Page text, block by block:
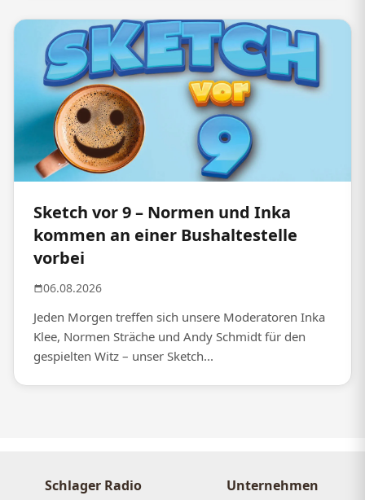
Sketch vor 9 – Normen und Inka
kommen an einer Bushaltestelle
vorbei
06.08.2026
Jeden Morgen treffen sich unsere Moderatoren Inka
Klee, Normen Sträche und Andy Schmidt für den
gespielten Witz – unser Sketch...
Schlager Radio Unternehmen